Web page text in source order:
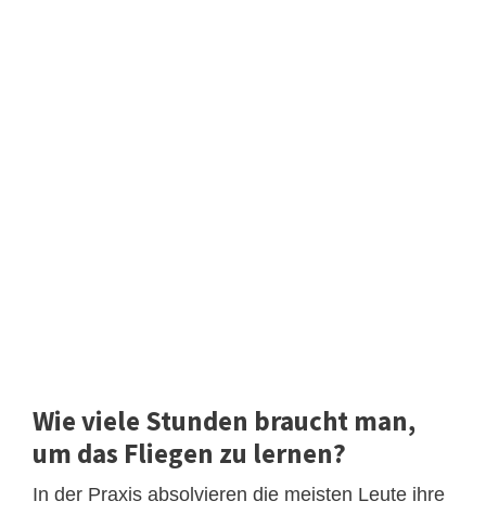
Wie viele Stunden braucht man,
um das Fliegen zu lernen?
In der Praxis absolvieren die meisten Leute ihre